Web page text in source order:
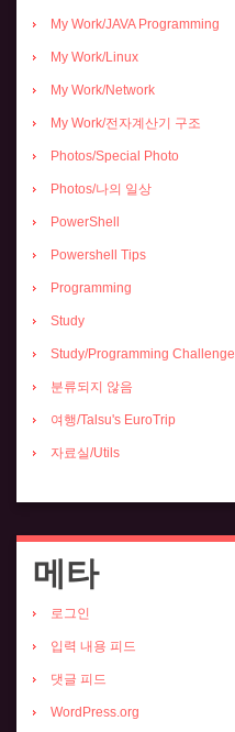
My Work/JAVA Programming
My Work/Linux
My Work/Network
My Work/전자계산기 구조
Photos/Special Photo
Photos/나의 일상
PowerShell
Powershell Tips
Programming
Study
Study/Programming
분류되지 않음
여행/Talsu's EuroTrip
자료실/Utils
메타
로그인
입력 내용 피드
댓글 피드
WordPress.org